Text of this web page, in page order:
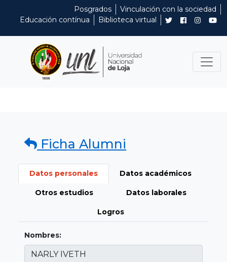
Posgrados
Vinculación con la sociedad
Educación contínua
Biblioteca virtual
Ficha Alumni
Datos personales Datos académicos
Otros estudios Datos laborales
Logros
Nombres: